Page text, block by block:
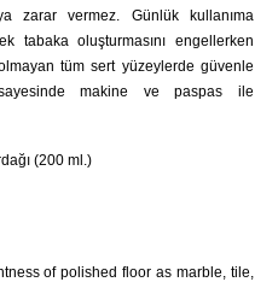
zarar vermez. Günlük kullanıma
tabaka oluşturmasını engellerken
tüm sert yüzeylerde güvenle
makine ve paspas ile
(200 ml.)
of polished floor as marble, tile,